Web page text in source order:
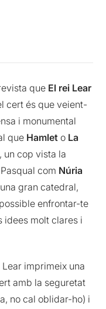
que El rei Lear
cert és que veient-
i monumental
que Hamlet o La
un cop vista la
com Núria
gran catedral,
enfrontar-te
idees molt clares i
imprimeix una
amb la seguretat
no cal oblidar-ho) i